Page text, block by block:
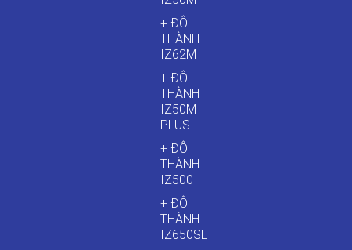
+ ĐÔ
THÀNH
IZ62M
+ ĐÔ
THÀNH
IZ50M
PLUS
+ ĐÔ
THÀNH
IZ500
+ ĐÔ
THÀNH
IZ650SL